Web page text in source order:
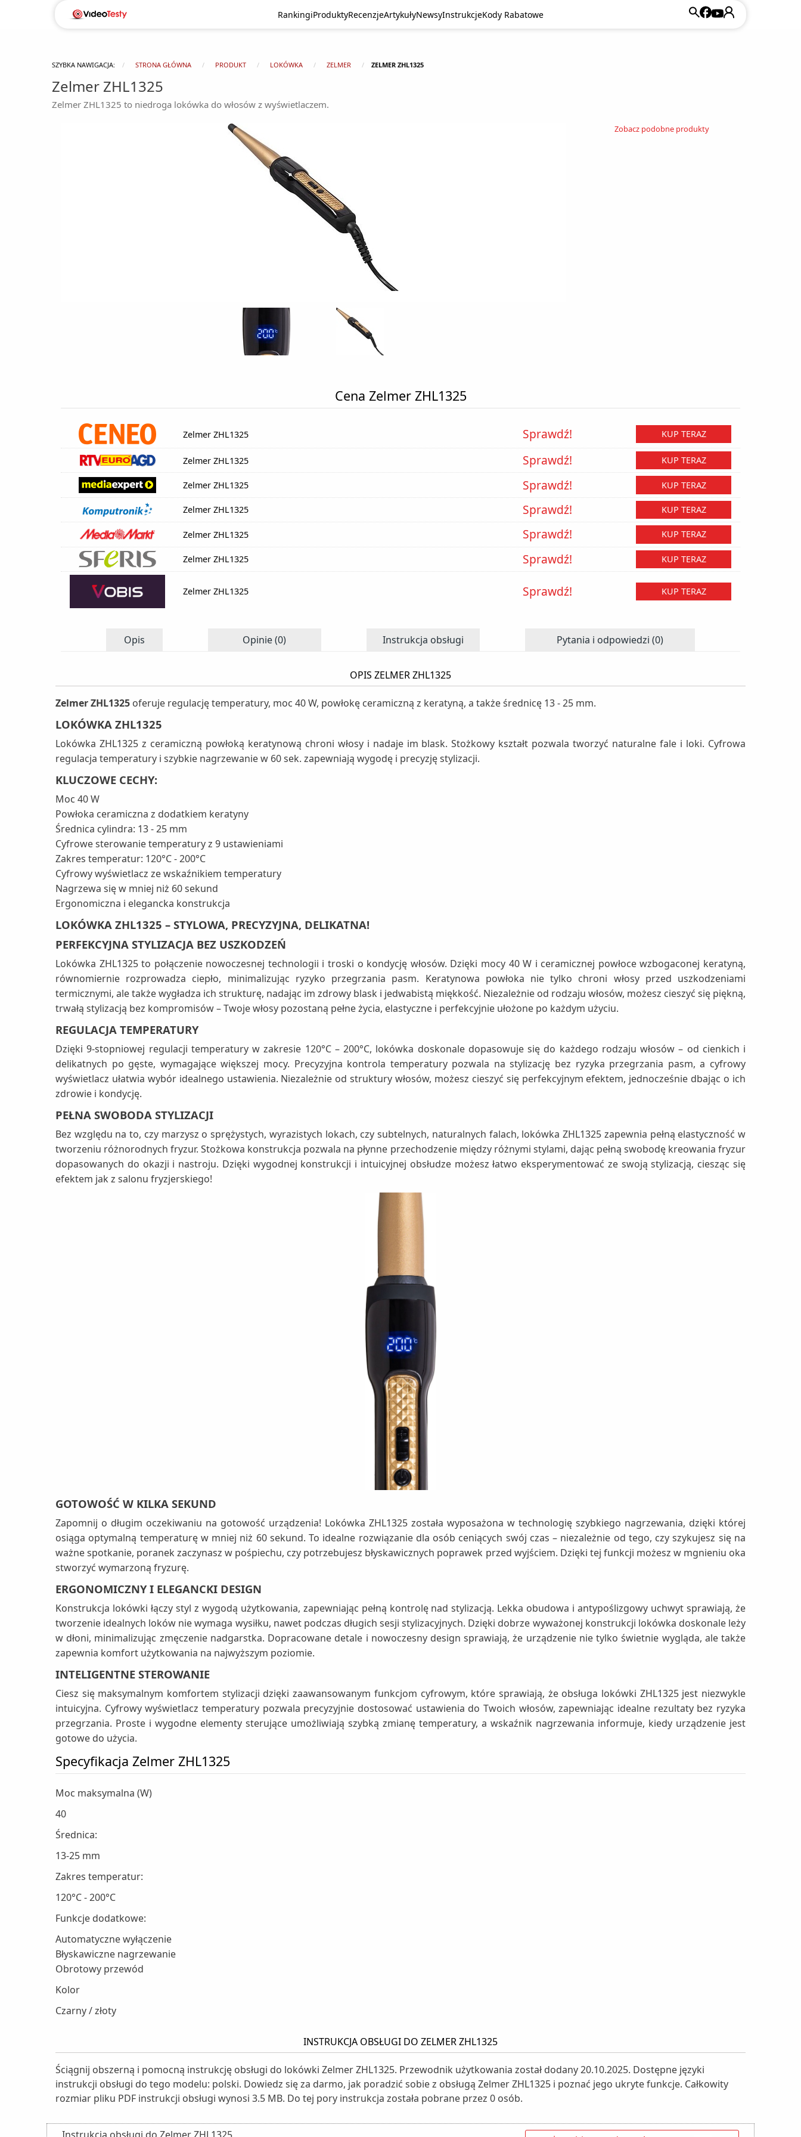
RankingiProduktyRecenzjeArtykułyNewsyInstrukcjeKody Rabatowe
SZYBKA NAWIGACJA: STRONA GŁÓWNA PRODUKT LOKÓWKA ZELMER ZELMER ZHL1325
Zelmer ZHL1325
Zelmer ZHL1325 to niedroga lokówka do włosów z wyświetlaczem.
Zobacz podobne produkty
Cena Zelmer ZHL1325
Zelmer ZHL1325 Sprawdź! KUP TERAZ
Zelmer ZHL1325 Sprawdź! KUP TERAZ
Zelmer ZHL1325 Sprawdź! KUP TERAZ
Zelmer ZHL1325 Sprawdź! KUP TERAZ
Zelmer ZHL1325 Sprawdź! KUP TERAZ
Zelmer ZHL1325 Sprawdź! KUP TERAZ
Zelmer ZHL1325 Sprawdź! KUP TERAZ
Opis Opinie (0) Instrukcja obsługi Pytania i odpowiedzi (0)
OPIS ZELMER ZHL1325
Zelmer ZHL1325 oferuje regulację temperatury, moc 40 W, powłokę ceramiczną z keratyną, a także średnicę 13 - 25 mm.
LOKÓWKA ZHL1325
Lokówka ZHL1325 z ceramiczną powłoką keratynową chroni włosy i nadaje im blask. Stożkowy kształt pozwala tworzyć naturalne fale i loki. Cyfrowa
regulacja temperatury i szybkie nagrzewanie w 60 sek. zapewniają wygodę i precyzję stylizacji.
KLUCZOWE CECHY:
Moc 40 W
Powłoka ceramiczna z dodatkiem keratyny
Średnica cylindra: 13 - 25 mm
Cyfrowe sterowanie temperatury z 9 ustawieniami
Zakres temperatur: 120°C - 200°C
Cyfrowy wyświetlacz ze wskaźnikiem temperatury
Nagrzewa się w mniej niż 60 sekund
Ergonomiczna i elegancka konstrukcja
LOKÓWKA ZHL1325 – STYLOWA, PRECYZYJNA, DELIKATNA!
PERFEKCYJNA STYLIZACJA BEZ USZKODZEŃ
Lokówka ZHL1325 to połączenie nowoczesnej technologii i troski o kondycję włosów. Dzięki mocy 40 W i ceramicznej powłoce wzbogaconej keratyną,
równomiernie rozprowadza ciepło, minimalizując ryzyko przegrzania pasm. Keratynowa powłoka nie tylko chroni włosy przed uszkodzeniami
termicznymi, ale także wygładza ich strukturę, nadając im zdrowy blask i jedwabistą miękkość. Niezależnie od rodzaju włosów, możesz cieszyć się piękną,
trwałą stylizacją bez kompromisów – Twoje włosy pozostaną pełne życia, elastyczne i perfekcyjnie ułożone po każdym użyciu.
REGULACJA TEMPERATURY
Dzięki 9-stopniowej regulacji temperatury w zakresie 120°C – 200°C, lokówka doskonale dopasowuje się do każdego rodzaju włosów – od cienkich i
delikatnych po gęste, wymagające większej mocy. Precyzyjna kontrola temperatury pozwala na stylizację bez ryzyka przegrzania pasm, a cyfrowy
wyświetlacz ułatwia wybór idealnego ustawienia. Niezależnie od struktury włosów, możesz cieszyć się perfekcyjnym efektem, jednocześnie dbając o ich
zdrowie i kondycję.
PEŁNA SWOBODA STYLIZACJI
Bez względu na to, czy marzysz o sprężystych, wyrazistych lokach, czy subtelnych, naturalnych falach, lokówka ZHL1325 zapewnia pełną elastyczność w
tworzeniu różnorodnych fryzur. Stożkowa konstrukcja pozwala na płynne przechodzenie między różnymi stylami, dając pełną swobodę kreowania fryzur
dopasowanych do okazji i nastroju. Dzięki wygodnej konstrukcji i intuicyjnej obsłudze możesz łatwo eksperymentować ze swoją stylizacją, ciesząc się
efektem jak z salonu fryzjerskiego!
GOTOWOŚĆ W KILKA SEKUND
Zapomnij o długim oczekiwaniu na gotowość urządzenia! Lokówka ZHL1325 została wyposażona w technologię szybkiego nagrzewania, dzięki której
osiąga optymalną temperaturę w mniej niż 60 sekund. To idealne rozwiązanie dla osób ceniących swój czas – niezależnie od tego, czy szykujesz się na
ważne spotkanie, poranek zaczynasz w pośpiechu, czy potrzebujesz błyskawicznych poprawek przed wyjściem. Dzięki tej funkcji możesz w mgnieniu oka
stworzyć wymarzoną fryzurę.
ERGONOMICZNY I ELEGANCKI DESIGN
Konstrukcja lokówki łączy styl z wygodą użytkowania, zapewniając pełną kontrolę nad stylizacją. Lekka obudowa i antypoślizgowy uchwyt sprawiają, że
tworzenie idealnych loków nie wymaga wysiłku, nawet podczas długich sesji stylizacyjnych. Dzięki dobrze wyważonej konstrukcji lokówka doskonale leży
w dłoni, minimalizując zmęczenie nadgarstka. Dopracowane detale i nowoczesny design sprawiają, że urządzenie nie tylko świetnie wygląda, ale także
zapewnia komfort użytkowania na najwyższym poziomie.
INTELIGENTNE STEROWANIE
Ciesz się maksymalnym komfortem stylizacji dzięki zaawansowanym funkcjom cyfrowym, które sprawiają, że obsługa lokówki ZHL1325 jest niezwykle
intuicyjna. Cyfrowy wyświetlacz temperatury pozwala precyzyjnie dostosować ustawienia do Twoich włosów, zapewniając idealne rezultaty bez ryzyka
przegrzania. Proste i wygodne elementy sterujące umożliwiają szybką zmianę temperatury, a wskaźnik nagrzewania informuje, kiedy urządzenie jest
gotowe do użycia.
Specyfikacja Zelmer ZHL1325
Moc maksymalna (W)
40
Średnica:
13-25 mm
Zakres temperatur:
120°C - 200°C
Funkcje dodatkowe:
Automatyczne wyłączenie
Błyskawiczne nagrzewanie
Obrotowy przewód
Kolor
Czarny / złoty
INSTRUKCJA OBSŁUGI DO ZELMER ZHL1325
Ściągnij obszerną i pomocną instrukcję obsługi do lokówki Zelmer ZHL1325. Przewodnik użytkowania został dodany 20.10.2025. Dostępne języki
instrukcji obsługi do tego modelu: polski. Dowiedz się za darmo, jak poradzić sobie z obsługą Zelmer ZHL1325 i poznać jego ukryte funkcje. Całkowity
rozmiar pliku PDF instrukcji obsługi wynosi 3.5 MB. Do tej pory instrukcja została pobrane przez 0 osób.